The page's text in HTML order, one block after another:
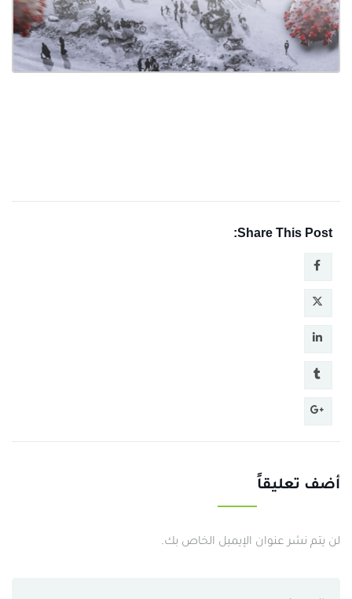
Share This Post:
أضف تعليقاً
لن يتم نشر عنوان الإيميل الخاص بك.